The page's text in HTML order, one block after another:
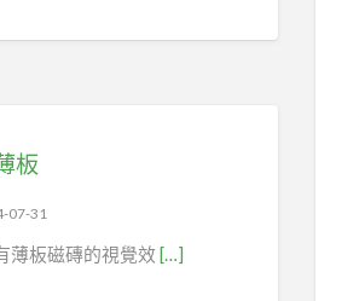
板
07-31
薄板磁磚的視覺效 […]